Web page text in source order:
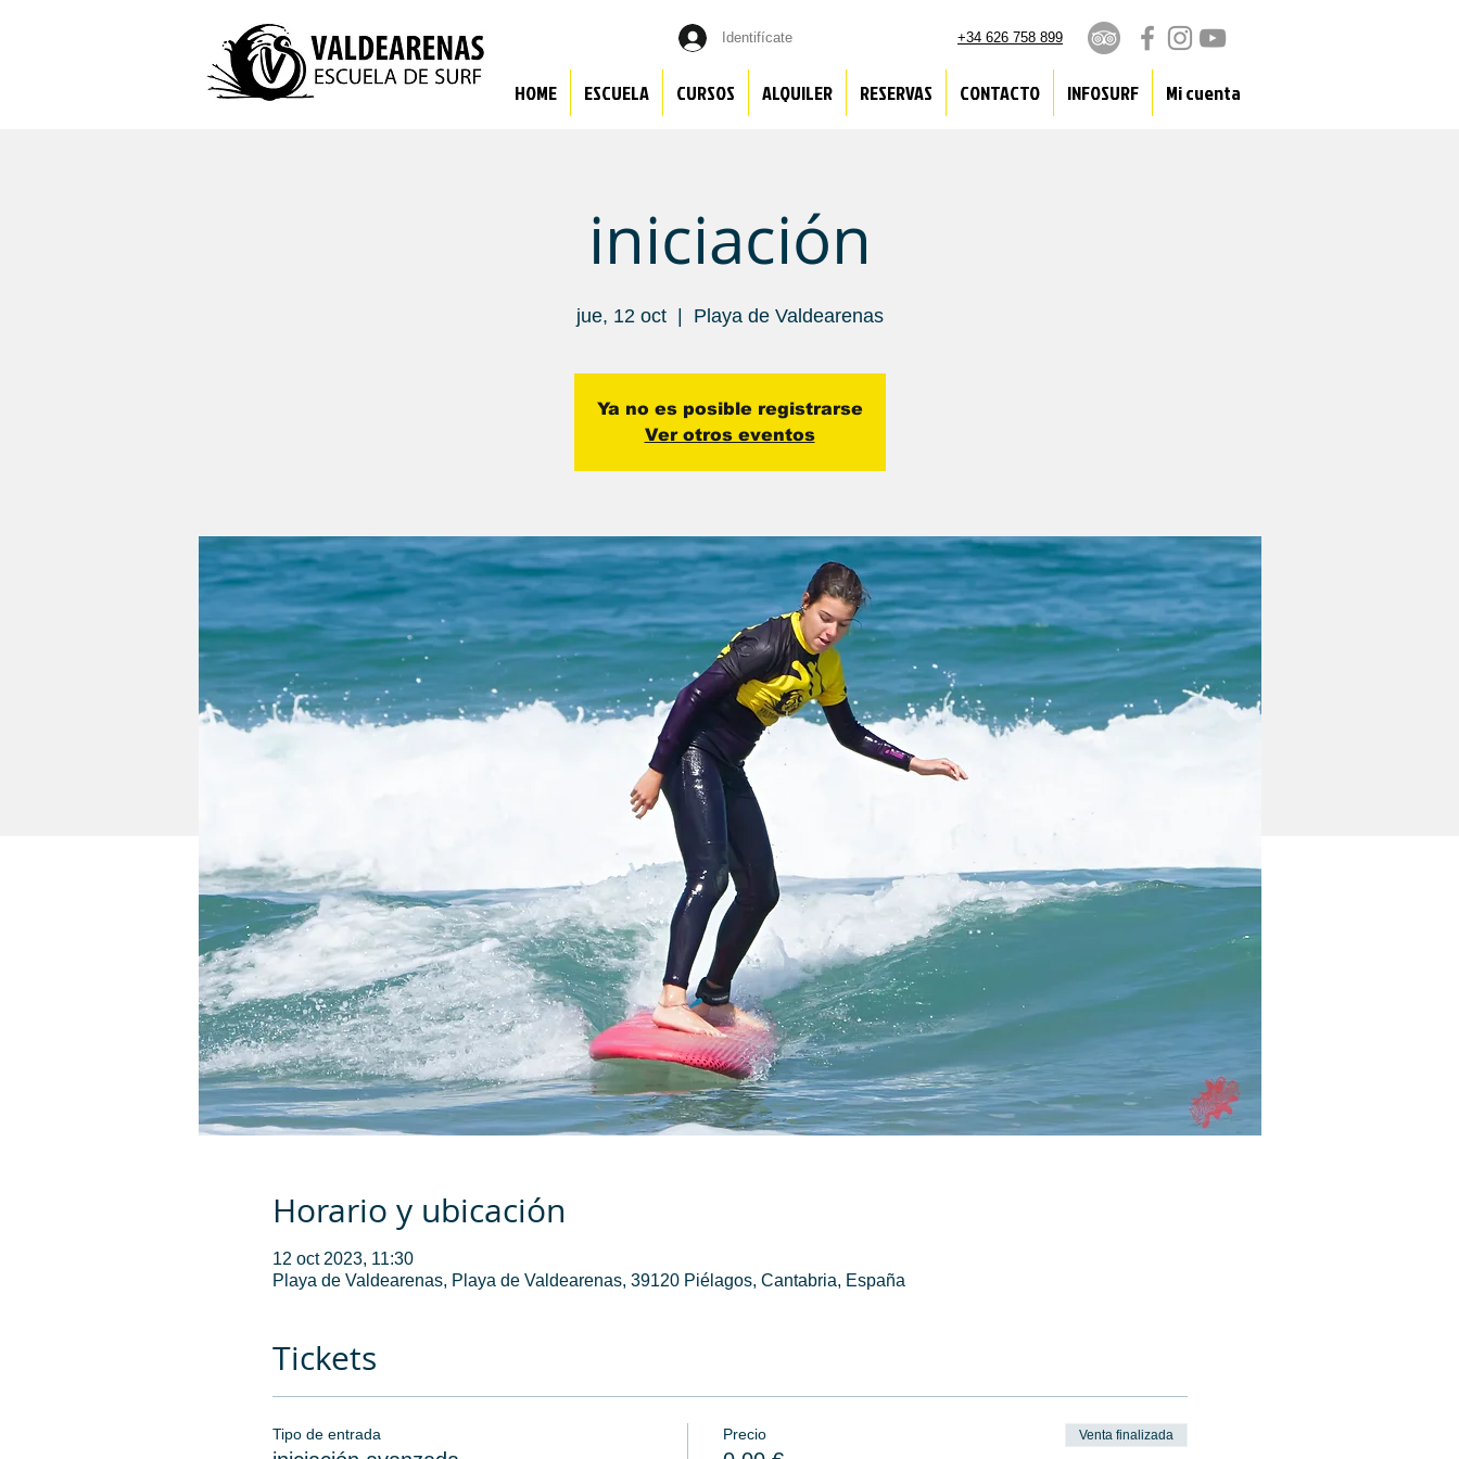
Identifícate +34 626 758 899
HOME ESCUELA CURSOS ALQUILER RESERVAS CONTACTO INFOSURF Mi cuenta
iniciación
jue, 12 oct
  |
Playa de Valdearenas
Ya no es posible registrarse
Ver otros eventos
Horario y ubicación
12 oct 2023, 11:30
Playa de Valdearenas, Playa de Valdearenas, 39120 Piélagos, Cantabria, España
Tickets
Tipo de entrada Precio Venta finalizada